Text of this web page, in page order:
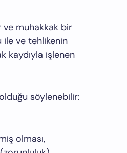
ve muhakkak bir
ile ve tehlikenin
kaydıyla işlenen
olduğu söylenebilir:
olması,